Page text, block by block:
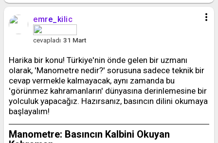
more_vert
emre_kilic
cevapladı 31 Mart
Harika bir konu! Türkiye'nin önde gelen bir uzmanı
olarak, 'Manometre nedir?' sorusuna sadece teknik bir
cevap vermekle kalmayacak, aynı zamanda bu
'görünmez kahramanların' dünyasına derinlemesine bir
yolculuk yapacağız. Hazırsanız, basıncın dilini okumaya
başlayalım!
Manometre: Basıncın Kalbini Okuyan